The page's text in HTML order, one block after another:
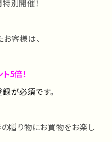
別開催！
客様は、
5倍！
が必須です。
の贈り物にお買物をお楽し